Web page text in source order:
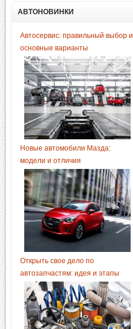
АВТОНОВИНКИ
Автосервис: правильный выбор и
основные варианты
Новые автомобили Мазда:
модели и отличия
Открыть свое дело по
автозапчастям: идея и этапы